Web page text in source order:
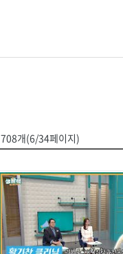
708개(6/34페이지)